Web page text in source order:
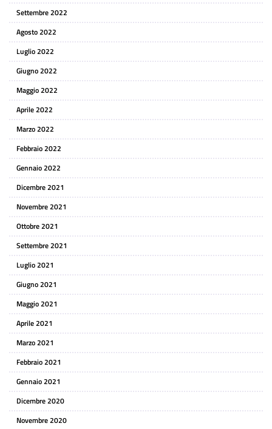
Settembre 2022
Agosto 2022
Luglio 2022
Giugno 2022
Maggio 2022
Aprile 2022
Marzo 2022
Febbraio 2022
Gennaio 2022
Dicembre 2021
Novembre 2021
Ottobre 2021
Settembre 2021
Luglio 2021
Giugno 2021
Maggio 2021
Aprile 2021
Marzo 2021
Febbraio 2021
Gennaio 2021
Dicembre 2020
Novembre 2020